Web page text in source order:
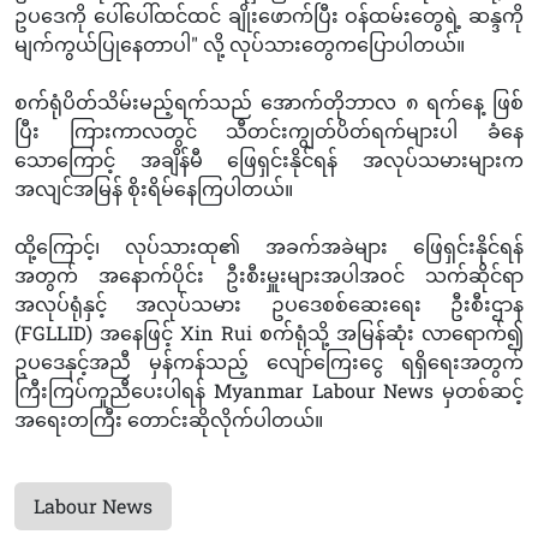
ဥပဒေကို ပေါ်ပေါ်ထင်ထင် ချိုးဖောက်ပြီး ဝန်ထမ်းတွေရဲ့ ဆန္ဒကို
မျက်ကွယ်ပြုနေတာပါ" လို့ လုပ်သားတွေကပြောပါတယ်။
စက်ရုံပိတ်သိမ်းမည့်ရက်သည် အောက်တိုဘာလ ၈ ရက်နေ့ ဖြစ်
ပြီး ကြားကာလတွင် သီတင်းကျွတ်ပိတ်ရက်များပါ ခံနေ
သောကြောင့် အချိန်မီ ဖြေရှင်းနိုင်ရန် အလုပ်သမားများက
အလျင်အမြန် စိုးရိမ်နေကြပါတယ်။
ထို့ကြောင့်၊ လုပ်သားထု၏ အခက်အခဲများ ဖြေရှင်းနိုင်ရန်
အတွက် အနောက်ပိုင်း ဦးစီးမှူးများအပါအဝင် သက်ဆိုင်ရာ
အလုပ်ရုံနှင့် အလုပ်သမား ဥပဒေစစ်ဆေးရေး ဦးစီးဌာန
(FGLLID) အနေဖြင့် Xin Rui စက်ရုံသို့ အမြန်ဆုံး လာရောက်၍
ဥပဒေနှင့်အညီ မှန်ကန်သည့် လျော်ကြေးငွေ ရရှိရေးအတွက်
ကြီးကြပ်ကူညီပေးပါရန် Myanmar Labour News မှတစ်ဆင့်
အရေးတကြီး တောင်းဆိုလိုက်ပါတယ်။
Labour News